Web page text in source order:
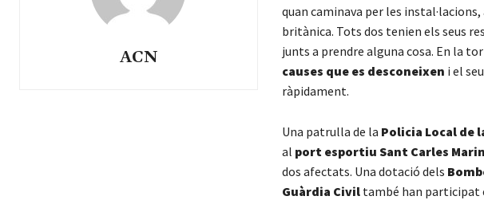
ACN
quan caminava per les
britànica. Tots dos tenien els seus
junts a prendre alguna cosa. En la
causes que es desconeixen i el
ràpidament.
Una patrulla de la Policia Local de
al port esportiu Sant Carles
dos afectats. Una dotació dels
Guàrdia Civiltambé han participat